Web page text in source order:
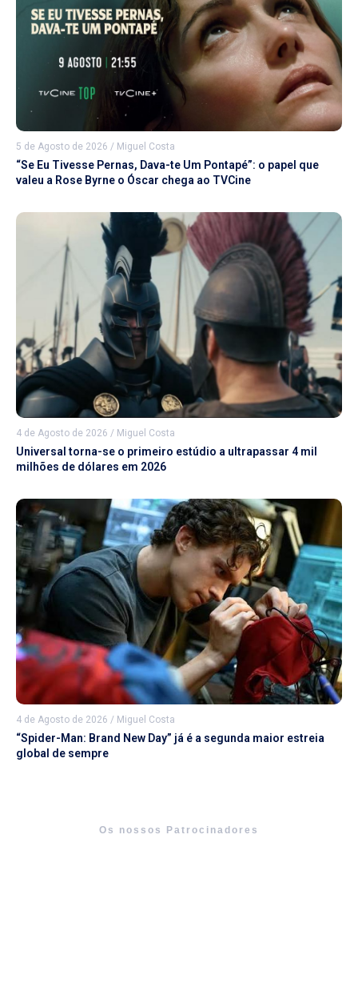
5 de Agosto de 2026 / Miguel Costa
“Se Eu Tivesse Pernas, Dava-te Um Pontapé”: o papel que
valeu a Rose Byrne o Óscar chega ao TVCine
4 de Agosto de 2026 / Miguel Costa
Universal torna-se o primeiro estúdio a ultrapassar 4 mil
milhões de dólares em 2026
4 de Agosto de 2026 / Miguel Costa
“Spider-Man: Brand New Day” já é a segunda maior estreia
global de sempre
Os nossos Patrocinadores